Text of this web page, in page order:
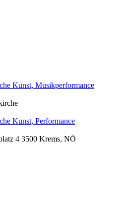
Kunst, Musikperformance
Kunst, Performance
4 3500 Krems, NÖ